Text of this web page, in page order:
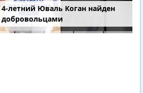
4-летний Юваль Коган найден
добровольцами